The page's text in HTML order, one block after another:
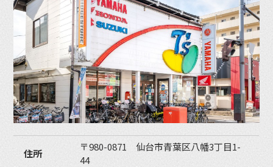
住所
〒980-0871 仙台市青葉区八幡3丁目1-
44